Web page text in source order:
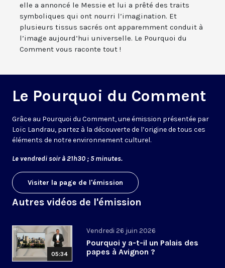
elle a annoncé le Messie et lui a prêté des traits
symboliques qui ont nourri l’imagination. Et
plusieurs tissus sacrés ont apparemment conduit à
l’image aujourd’hui universelle. Le Pourquoi du
Comment vous raconte tout !
Le Pourquoi du Comment
Grâce au Pourquoi du Comment, une émission présentée par
Loïc Landrau, partez à la découverte de l’origine de tous ces
éléments de notre environnement culturel.
Le vendredi soir à 21h30 ; 5 minutes.
Visiter la page de l'émission
Autres vidéos de l'émission
05:34
Vendredi 26 juin 2026
Pourquoi y a-t-il un Palais des
papes à Avignon ?